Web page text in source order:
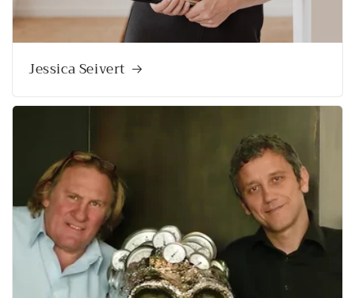
Jessica Seivert